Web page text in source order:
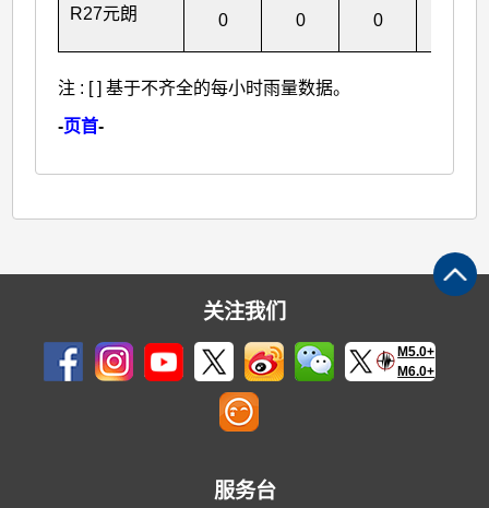
R27元朗 0 0 0
注 : [ ] 基于不齐全的每小时雨量数据。
-页首-
关注我们
M5.0+
M6.0+
服务台